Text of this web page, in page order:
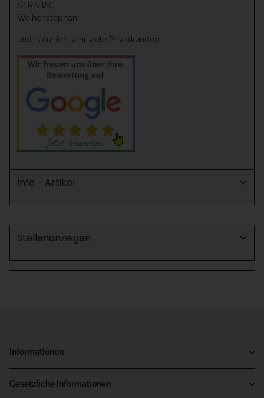
STRABAG
Weihenstephan
und natürlich sehr viele Privatkunden
Info - Artikel
Stellenanzeigen
Informationen
Gesetzliche Informationen